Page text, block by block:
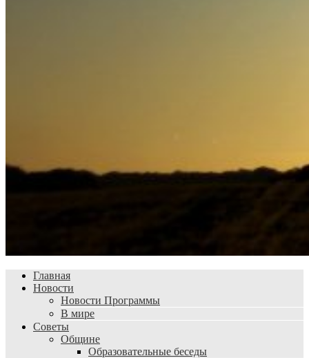
Главная
Новости
Новости Программы
В мире
Советы
Общине
Образовательные беседы